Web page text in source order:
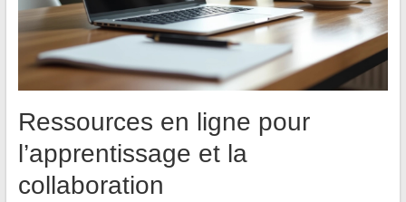
Ressources en ligne pour
l’apprentissage et la
collaboration